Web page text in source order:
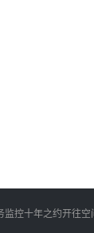
监控十年之约开往空